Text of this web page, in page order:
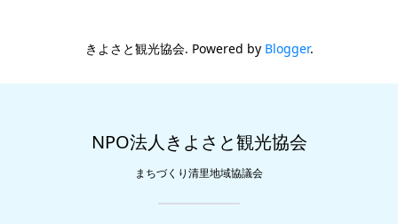
きよさと観光協会. Powered by Blogger.
NPO法人きよさと観光協会
まちづくり清里地域協議会